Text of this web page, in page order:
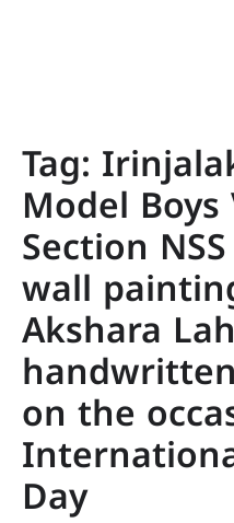
Tag:
Model Boys
Section
wall
Akshara
on the
Day